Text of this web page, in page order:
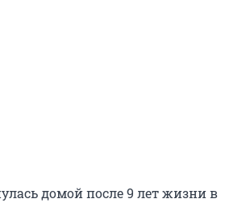
домой после 9 лет жизни в